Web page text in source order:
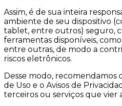
Assim, é de sua inteira
ambiente de seu dispositivo
tablet, entre outros) seguro,
ferramentas disponíveis,
entre outras, de modo a
riscos eletrônicos.
Desse modo, recomendamos
de Uso e o Avisos de
terceiros ou serviços que vier